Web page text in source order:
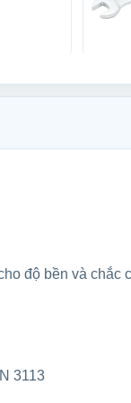
độ bền và chắc
3113